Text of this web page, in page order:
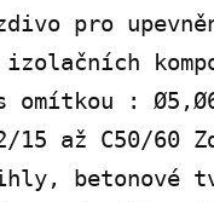
pro
omítkou :
15 až C50/60
betonové